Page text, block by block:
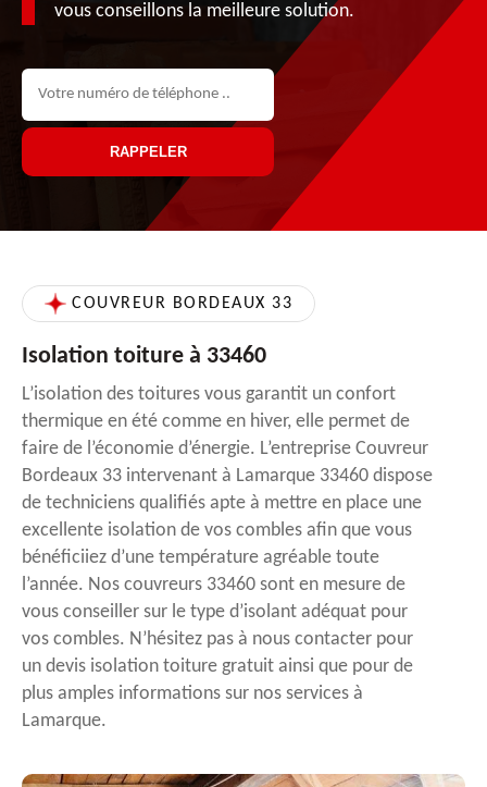
vous conseillons la meilleure solution.
COUVREUR BORDEAUX 33
Isolation toiture à 33460
L’isolation des toitures vous garantit un confort
thermique en été comme en hiver, elle permet de
faire de l’économie d’énergie. L’entreprise Couvreur
Bordeaux 33 intervenant à Lamarque 33460 dispose
de techniciens qualifiés apte à mettre en place une
excellente isolation de vos combles afin que vous
bénéficiiez d’une température agréable toute
l’année. Nos couvreurs 33460 sont en mesure de
vous conseiller sur le type d’isolant adéquat pour
vos combles. N’hésitez pas à nous contacter pour
un devis isolation toiture gratuit ainsi que pour de
plus amples informations sur nos services à
Lamarque.